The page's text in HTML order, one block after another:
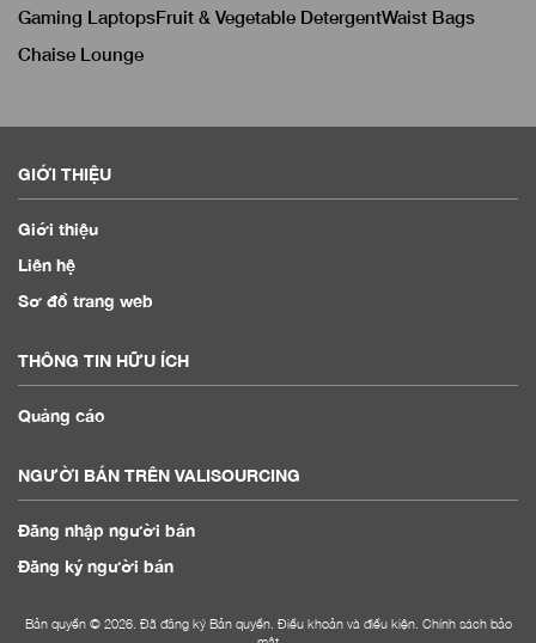
Gaming LaptopsFruit & Vegetable DetergentWaist Bags
Chaise Lounge
GIỚI THIỆU
Giới thiệu
Liên hệ
Sơ đồ trang web
THÔNG TIN HỮU ÍCH
Quảng cáo
NGƯỜI BÁN TRÊN VALISOURCING
Đăng nhập người bán
Đăng ký người bán
Bản quyền © 2026. Đã đăng ký Bản quyền. Điều khoản và điều kiện. Chính sách bảo